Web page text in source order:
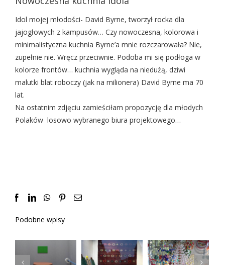
Idol mojej młodości- David Byrne, tworzył rocka dla
jajogłowych z kampusów… Czy nowoczesna, kolorowa i
minimalistyczna kuchnia Byrne’a mnie rozczarowała? Nie,
zupełnie nie. Wręcz przeciwnie. Podoba mi się podłoga w
kolorze frontów… kuchnia wygląda na niedużą, dziwi
malutki blat roboczy (jak na milionera) David Byrne ma 70
lat.
Na ostatnim zdjęciu zamieściłam propozycję dla młodych
Polaków losowo wybranego biura projektowego…
Facebook
LinkedInWhatsApp
PinterestEmail
Podobne wpisy
Kolorowa
Zawsze
młode
czyli
zaginiona